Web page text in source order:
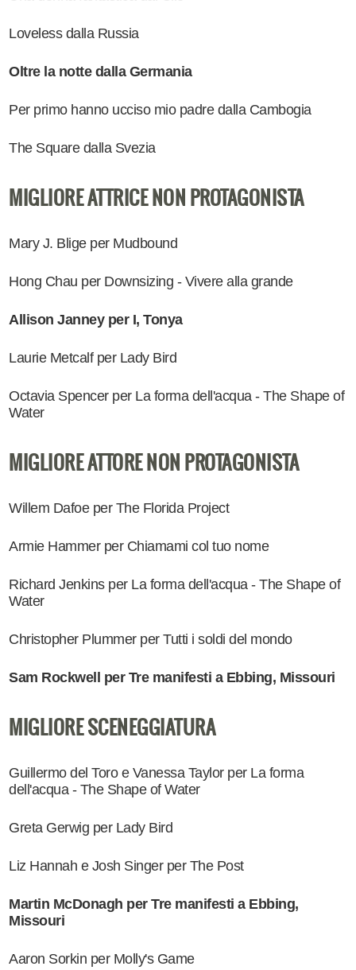
Loveless dalla Russia
Oltre la notte dalla Germania
Per primo hanno ucciso mio padre dalla Cambogia
The Square dalla Svezia
MIGLIORE ATTRICE NON PROTAGONISTA
Mary J. Blige per Mudbound
Hong Chau per Downsizing - Vivere alla grande
Allison Janney per I, Tonya
Laurie Metcalf per Lady Bird
Octavia Spencer per La forma dell'acqua - The Shape of
Water
MIGLIORE ATTORE NON PROTAGONISTA
Willem Dafoe per The Florida Project
Armie Hammer per Chiamami col tuo nome
Richard Jenkins per La forma dell'acqua - The Shape of
Water
Christopher Plummer per Tutti i soldi del mondo
Sam Rockwell per Tre manifesti a Ebbing, Missouri
MIGLIORE SCENEGGIATURA
Guillermo del Toro e Vanessa Taylor per La forma
dell'acqua - The Shape of Water
Greta Gerwig per Lady Bird
Liz Hannah e Josh Singer per The Post
Martin McDonagh per Tre manifesti a Ebbing,
Missouri
Aaron Sorkin per Molly's Game